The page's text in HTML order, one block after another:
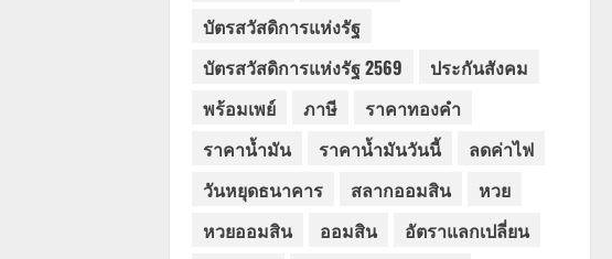
บัตรสวัสดิการแห่งรัฐ
บัตรสวัสดิการแห่งรัฐ 2569
ประกันสังคม
พร้อมเพย์
ภาษี
ราคาทองคำ
ราคาน้ำมัน
ราคาน้ำมันวันนี้
ลดค่าไฟ
วันหยุดธนาคาร
สลากออมสิน
หวย
หวยออมสิน
ออมสิน
อัตราแลกเปลี่ยน